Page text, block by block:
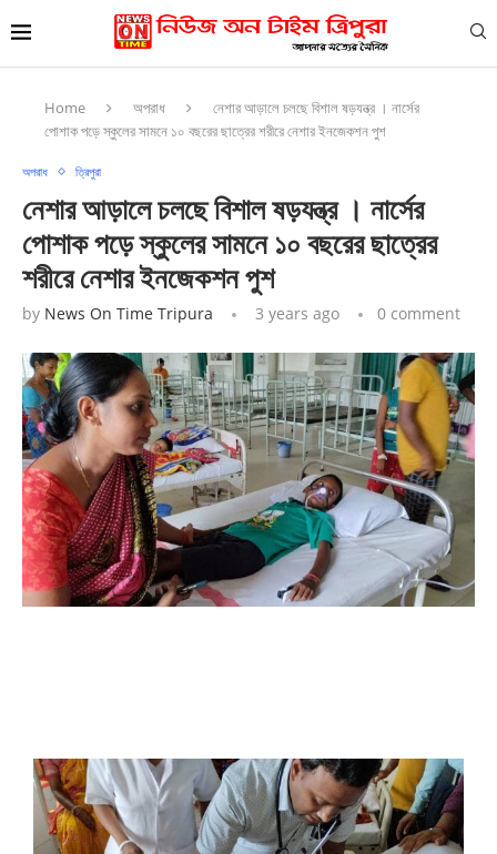
Home অপরাধ
নেশার আড়ালে চলছে বিশাল ষড়যন্ত্র । নার্সের
পোশাক পড়ে স্কুলের সামনে ১০ বছরের ছাত্রের শরীরে নেশার ইনজেকশন পুশ
অপরাধ ত্রিপুরা
নেশার আড়ালে চলছে বিশাল ষড়যন্ত্র । নার্সের
পোশাক পড়ে স্কুলের সামনে ১০ বছরের ছাত্রের
শরীরে নেশার ইনজেকশন পুশ
by News On Time Tripura 3 years ago 0 comment